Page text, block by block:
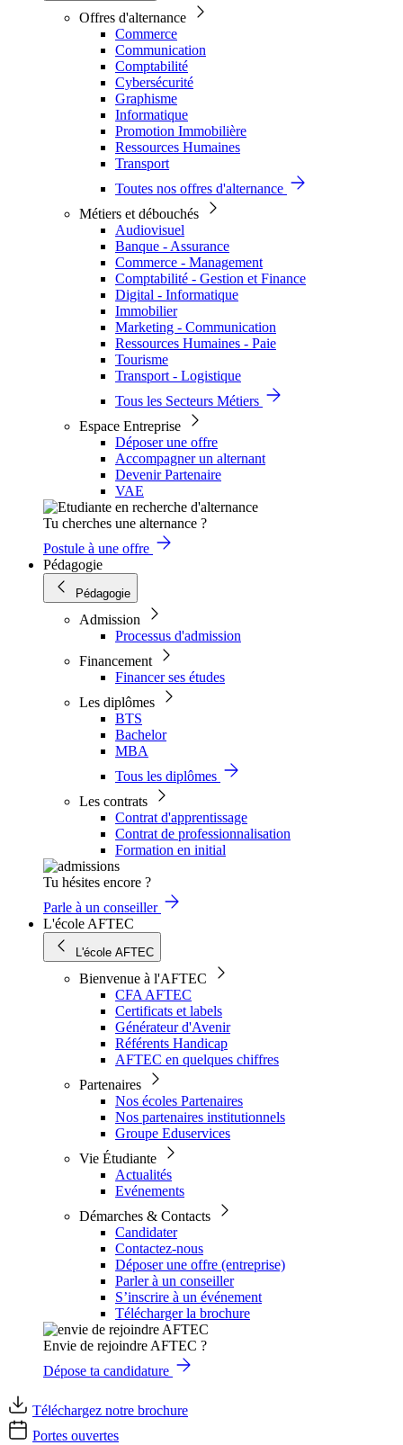
Offres d'alternance
Commerce
Communication
Comptabilité
Cybersécurité
Graphisme
Informatique
Promotion Immobilière
Ressources Humaines
Transport
Toutes nos offres d'alternance
Métiers et débouchés
Audiovisuel
Banque - Assurance
Commerce - Management
Comptabilité - Gestion et Finance
Digital - Informatique
Immobilier
Marketing - Communication
Ressources Humaines - Paie
Tourisme
Transport - Logistique
Tous les Secteurs Métiers
Espace Entreprise
Déposer une offre
Accompagner un alternant
Devenir Partenaire
VAE
Tu cherches une alternance ?
Postule à une offre
Pédagogie
Pédagogie
Admission
Processus d'admission
Financement
Financer ses études
Les diplômes
BTS
Bachelor
MBA
Tous les diplômes
Les contrats
Contrat d'apprentissage
Contrat de professionnalisation
Formation en initial
Tu hésites encore ?
Parle à un conseiller
L'école AFTEC
L'école AFTEC
Bienvenue à l'AFTEC
CFA AFTEC
Certificats et labels
Générateur d'Avenir
Référents Handicap
AFTEC en quelques chiffres
Partenaires
Nos écoles Partenaires
Nos partenaires institutionnels
Groupe Eduservices
Vie Étudiante
Actualités
Evénements
Démarches & Contacts
Candidater
Contactez-nous
Déposer une offre (entreprise)
Parler à un conseiller
S’inscrire à un événement
Télécharger la brochure
Envie de rejoindre AFTEC ?
Dépose ta candidature
Téléchargez notre brochure
Portes ouvertes